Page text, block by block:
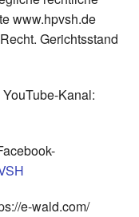
www.hpvsh.de
Gerichtsstand
Kanal:
e-wald.com/